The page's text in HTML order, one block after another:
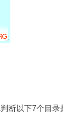
断以下7个目录